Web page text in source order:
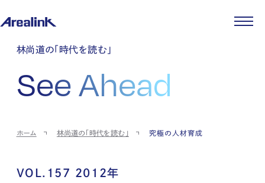
企業情報
企業理念
会社概要
コーポレートガバナンス
ストレージ事業
パートナー制度
土地権利整備事業
IR情報
IRカレンダー
IRポリシー
ストレージ室数実績
ニュース
商品情報
先輩社員インタビュー
林尚道の「時代を読む」
See Ahead
ホーム 林尚道の「時代を読む」 究極の人材育成
VOL.157 2012年